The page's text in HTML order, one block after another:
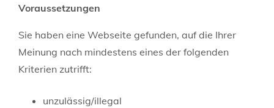
Voraussetzungen
Sie haben eine Webseite gefunden, auf die Ihrer
Meinung nach mindestens eines der folgenden
Kriterien zutrifft:
unzulässig/illegal